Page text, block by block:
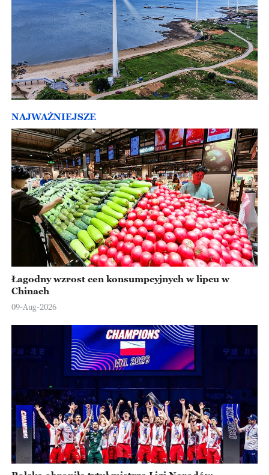
NAJWAŻNIEJSZE
Łagodny wzrost cen konsumpcyjnych w lipcu w
Chinach
09-Aug-2026